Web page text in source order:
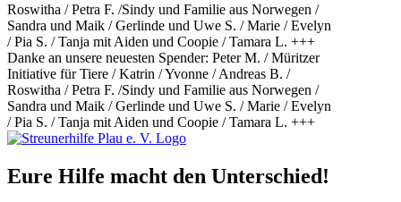
Roswitha / Petra F. /Sindy und Familie aus Norwegen /
Sandra und Maik / Gerlinde und Uwe S. / Marie / Evelyn
/ Pia S. / Tanja mit Aiden und Coopie / Tamara L. +++
Danke an unsere neuesten Spender: Peter M. / Müritzer
Initiative für Tiere / Katrin / Yvonne / Andreas B. /
Roswitha / Petra F. /Sindy und Familie aus Norwegen /
Sandra und Maik / Gerlinde und Uwe S. / Marie / Evelyn
/ Pia S. / Tanja mit Aiden und Coopie / Tamara L. +++
Eure Hilfe macht den Unterschied!